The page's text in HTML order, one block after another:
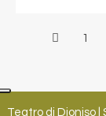
1
Teatro di Dioniso |